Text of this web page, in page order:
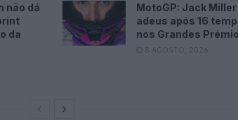
não dá
da
MotoGP: Jack
adeus após 16
nos Grandes
8 AGOSTO, 2026